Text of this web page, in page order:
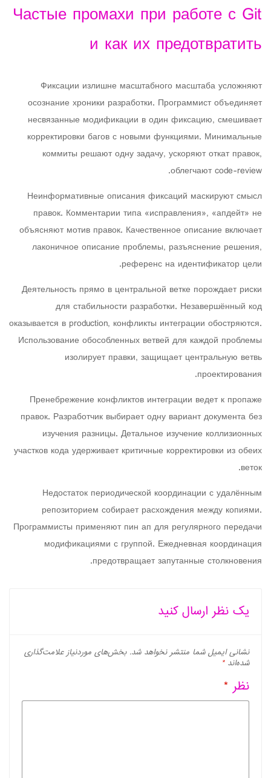
Частые промахи при работе с Git
и как их предотвратить
Фиксации излишне масштабного масштаба усложняют
осознание хроники разработки. Программист объединяет
несвязанные модификации в один фиксацию, смешивает
корректировки багов с новыми функциями. Минимальные
коммиты решают одну задачу, ускоряют откат правок,
облегчают code-review.
Неинформативные описания фиксаций маскируют смысл
правок. Комментарии типа «исправления», «апдейт» не
объясняют мотив правок. Качественное описание включает
лаконичное описание проблемы, разъяснение решения,
референс на идентификатор цели.
Деятельность прямо в центральной ветке порождает риски
для стабильности разработки. Незавершённый код
оказывается в production, конфликты интеграции обостряются.
Использование обособленных ветвей для каждой проблемы
изолирует правки, защищает центральную ветвь
проектирования.
Пренебрежение конфликтов интеграции ведет к пропаже
правок. Разработчик выбирает одну вариант документа без
изучения разницы. Детальное изучение коллизионных
участков кода удерживает критичные корректировки из обеих
веток.
Недостаток периодической координации с удалённым
репозиторием собирает расхождения между копиями.
Программисты применяют пин ап для регулярного передачи
модификациями с группой. Ежедневная координация
предотвращает запутанные столкновения.
یک نظر ارسال کنید
نشانی ایمیل شما منتشر نخواهد شد. بخش‌های موردنیاز علامت‌گذاری
شده‌اند*
نظر *